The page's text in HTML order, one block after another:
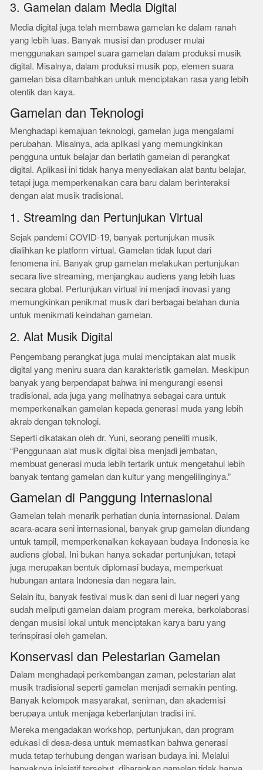
3. Gamelan dalam Media Digital
Media digital juga telah membawa gamelan ke dalam ranah
yang lebih luas. Banyak musisi dan produser mulai
menggunakan sampel suara gamelan dalam produksi musik
digital. Misalnya, dalam produksi musik pop, elemen suara
gamelan bisa ditambahkan untuk menciptakan rasa yang lebih
otentik dan kaya.
Gamelan dan Teknologi
Menghadapi kemajuan teknologi, gamelan juga mengalami
perubahan. Misalnya, ada aplikasi yang memungkinkan
pengguna untuk belajar dan berlatih gamelan di perangkat
digital. Aplikasi ini tidak hanya menyediakan alat bantu belajar,
tetapi juga memperkenalkan cara baru dalam berinteraksi
dengan alat musik tradisional.
1. Streaming dan Pertunjukan Virtual
Sejak pandemi COVID-19, banyak pertunjukan musik
dialihkan ke platform virtual. Gamelan tidak luput dari
fenomena ini. Banyak grup gamelan melakukan pertunjukan
secara live streaming, menjangkau audiens yang lebih luas
secara global. Pertunjukan virtual ini menjadi inovasi yang
memungkinkan penikmat musik dari berbagai belahan dunia
untuk menikmati keindahan gamelan.
2. Alat Musik Digital
Pengembang perangkat juga mulai menciptakan alat musik
digital yang meniru suara dan karakteristik gamelan. Meskipun
banyak yang berpendapat bahwa ini mengurangi esensi
tradisional, ada juga yang melihatnya sebagai cara untuk
memperkenalkan gamelan kepada generasi muda yang lebih
akrab dengan teknologi.
Seperti dikatakan oleh dr. Yuni, seorang peneliti musik,
“Penggunaan alat musik digital bisa menjadi jembatan,
membuat generasi muda lebih tertarik untuk mengetahui lebih
banyak tentang gamelan dan kultur yang mengelilinginya.”
Gamelan di Panggung Internasional
Gamelan telah menarik perhatian dunia internasional. Dalam
acara-acara seni internasional, banyak grup gamelan diundang
untuk tampil, memperkenalkan kekayaan budaya Indonesia ke
audiens global. Ini bukan hanya sekadar pertunjukan, tetapi
juga merupakan bentuk diplomasi budaya, memperkuat
hubungan antara Indonesia dan negara lain.
Selain itu, banyak festival musik dan seni di luar negeri yang
sudah meliputi gamelan dalam program mereka, berkolaborasi
dengan musisi lokal untuk menciptakan karya baru yang
terinspirasi oleh gamelan.
Konservasi dan Pelestarian Gamelan
Dalam menghadapi perkembangan zaman, pelestarian alat
musik tradisional seperti gamelan menjadi semakin penting.
Banyak kelompok masyarakat, seniman, dan akademisi
berupaya untuk menjaga keberlanjutan tradisi ini.
Mereka mengadakan workshop, pertunjukan, dan program
edukasi di desa-desa untuk memastikan bahwa generasi
muda tetap terhubung dengan warisan budaya ini. Melalui